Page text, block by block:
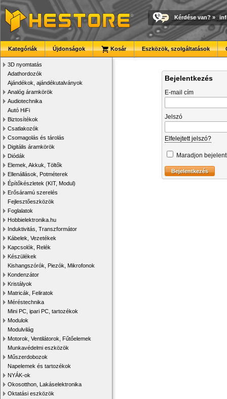
Kérdése van? »
Kategóriák Újdonságok Kosár Eszközök, szolgáltatások
3D nyomtatás
Adathordozók
Ajándékok, ajándékutalványok
Analóg áramkörök
Audiotechnika
Autó HiFi
Biztosítékok
Csatlakozók
Csomagolás és tárolás
Digitális áramkörök
Diódák
Elemek, Akkuk, Töltők
Ellenállások, Potméterek
Építőkészletek (KIT, Modul)
Erősáramú szerelés
Fejlesztőeszközök
Foglalatok
Hobbielektronika.hu
Induktivitás, Transzformátor
Kábelek, Vezetékek
Kapcsolók, Relék
Készülékek
Kishangszórók, Piezók, Mikrofonok
Kondenzátor
Kristályok
Matricák, Feliratok
Méréstechnika
Mini PC, ipari PC, tartozékok
Modulok
Modulvilág
Motorok, Ventilátorok, Fűtőelemek
Munkavédelmi eszközök
Műszerdobozok
Napelemek és tartozékok
NYÁK-ok
Okosotthon, Lakáselektronika
Oktatási eszközök
Bejelentkezés
E-mail cím
Jelszó
Elfelejtett jelszó?
Maradjon